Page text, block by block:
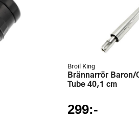
Broil King
Brännarrör Baron/Crown Dual-
Tube 40,1 cm
299:-